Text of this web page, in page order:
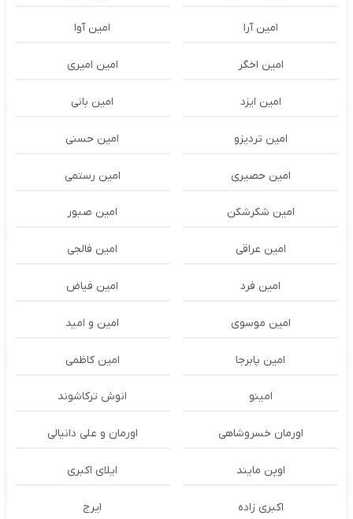
امین آرا امین آوا
امین اخگر امین امیری
امین ایزد امین بانی
امین تردیزو امین حسنی
امین حصیری امین رستمی
امین شکرشکن امین صبور
امین عراقی امین فالجی
امین فرد امین فیاض
امین موسوی امین و امید
امین پابرجا امین کاظمی
امینو انوش ترکاشوند
اورمان خسروشاهی اورمان و علی دانیالی
اوپن مایند ايلاى اكبرى
اکبری زاده ایرج